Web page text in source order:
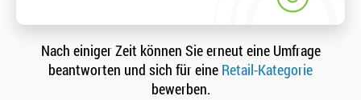
Nach einiger Zeit können Sie erneut eine Umfrage
beantworten und sich für eine Retail-Kategorie
bewerben.